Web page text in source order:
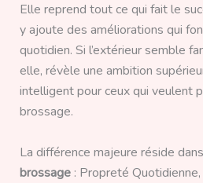
Elle reprend tout ce qui fait le
y ajoute des améliorations qui
quotidien. Si l’extérieur semble
elle, révèle une ambition
intelligent pour ceux qui veulent
brossage.
La différence majeure réside
brossage: Propreté